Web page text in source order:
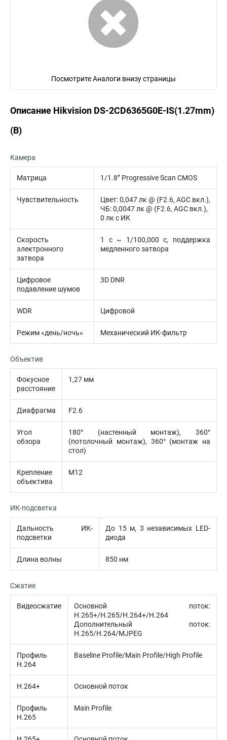
Посмотрите Аналоги внизу страницы
Описание Hikvision DS-2CD6365G0E-IS(1.27mm)
(B)
Камера
Матрица 1/1.8’’ Progressive Scan CMOS
Чувствительность
Цвет: 0,047 лк @ (F2.6, AGC вкл.),
ЧБ: 0,0047 лк @ (F2.6, AGC вкл.),
0 лк с ИК
Скорость
электронного
затвора
1 с ~ 1/100,000 с, поддержка
медленного затвора
Цифровое
подавление шумов
3D DNR
WDR Цифровой
Режим «день/ночь» Механический ИК-фильтр
Объектив
Фокусное
расстояние
1,27 мм
Диафрагма F2.6
Угол
обзора
180° (настенный монтаж), 360°
(потолочный монтаж), 360° (монтаж на
стол)
Крепление
объектива
M12
ИК-подсветка
Дальность ИК-
подсветки
До 15 м, 3 независимых LED-
диода
Длина волны 850 нм
Сжатие
Видеосжатие
Основной поток:
H.265+/H.265/H.264+/H.264
Дополнительный поток:
H.265/H.264/MJPEG
Профиль
H.264
Baseline Profile/Main Profile/High Profile
H.264+ Основной поток
Профиль
H.265
Main Profile